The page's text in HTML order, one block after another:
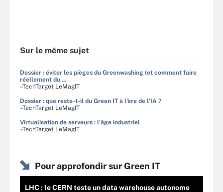
Sur le même sujet
Dossier : éviter les pièges du Greenwashing (et comment faire
réellement du ...
–TechTarget LeMagIT
Dossier : que reste-t-il du Green IT à l'ère de l'IA ?
–TechTarget LeMagIT
Virtualisation de serveurs : l'âge industriel
–TechTarget LeMagIT
Pour approfondir sur Green IT
LHC : le CERN teste un data warehouse autonome